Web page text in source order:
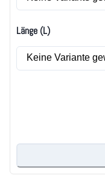
Länge (L)